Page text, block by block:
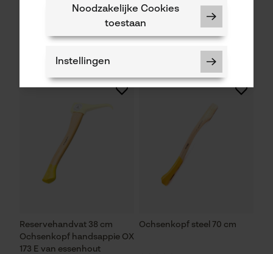
cm voor Biber kloofbijl
Reservehandvat 38 cm
Ochsenkopf handsappie OX
173 E van essenhout
Ochsenkopf steel 70 cm
Noodzakelijke Cookies
toestaan
Instellingen
Noodzakelijke Cookies
Controleer instelling van cookies
Econda Tag Manager